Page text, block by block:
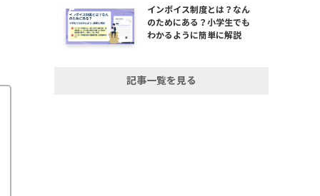
インボイス制度とは？なん
のためにある？小学生でも
わかるように簡単に解説
記事一覧を見る